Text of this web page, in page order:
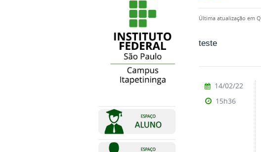
Última atualização em
teste
14/02/22
15h36